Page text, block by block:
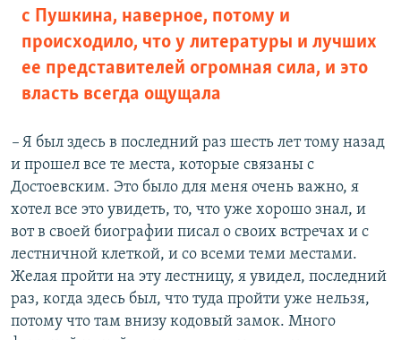
с Пушкина, наверное, потому и
происходило, что у литературы и лучших
ее представителей огромная сила, и это
власть всегда ощущала
– Я был здесь в последний раз шесть лет тому назад
и прошел все те места, которые связаны с
Достоевским. Это было для меня очень важно, я
хотел все это увидеть, то, что уже хорошо знал, и
вот в своей биографии писал о своих встречах и с
лестничной клеткой, и со всеми теми местами.
Желая пройти на эту лестницу, я увидел, последний
раз, когда здесь был, что туда пройти уже нельзя,
потому что там внизу кодовый замок. Много